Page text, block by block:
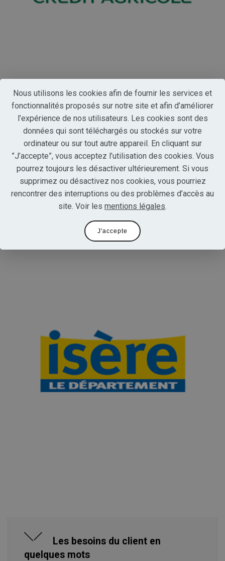
Les besoins du client en
quelques mots
Les prestations réalisées
Les besoins du client en
quelques mots
Nous utilisons les cookies afin de fournir les services et
fonctionnalités proposés sur notre site et afin d’améliorer
l’expérience de nos utilisateurs. Les cookies sont des
données qui sont téléchargés ou stockés sur votre
ordinateur ou sur tout autre appareil. En cliquant sur
”J’accepte”, vous acceptez l’utilisation des cookies. Vous
pourrez toujours les désactiver ultérieurement. Si vous
supprimez ou désactivez nos cookies, vous pourriez
rencontrer des interruptions ou des problèmes d’accès au
site. Voir les mentions légales.
J'accepte